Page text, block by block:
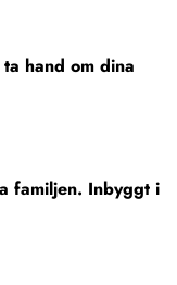
hand om dina
familjen. Inbyggt i